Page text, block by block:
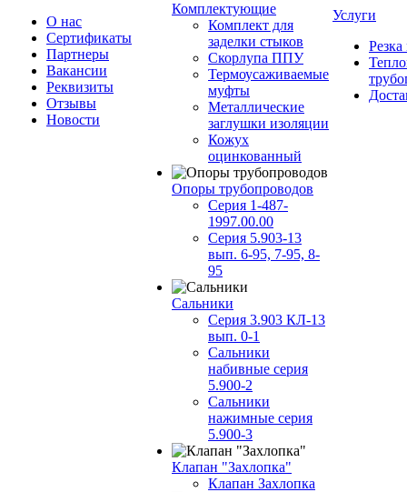
О нас
Сертификаты
Партнеры
Вакансии
Реквизиты
Отзывы
Новости
Комплектующие
Комплект для
заделки стыков
Скорлупа ППУ
Термоусаживаемые
муфты
Металлические
заглушки изоляции
Кожух
оцинкованный
Опоры трубопроводов
Серия 1-487-
1997.00.00
Серия 5.903-13
вып. 6-95, 7-95, 8-
95
Сальники
Серия 3.903 КЛ-13
вып. 0-1
Сальники
набивные серия
5.900-2
Сальники
нажимные серия
5.900-3
Клапан "Захлопка"
Клапан Захлопка
Услуги
Резка